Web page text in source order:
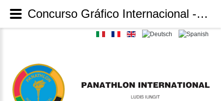
Concurso Gráfico Internacional - Panathlon International